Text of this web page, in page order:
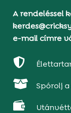
A rendeléssel
e-mail címre

 Spórolj
